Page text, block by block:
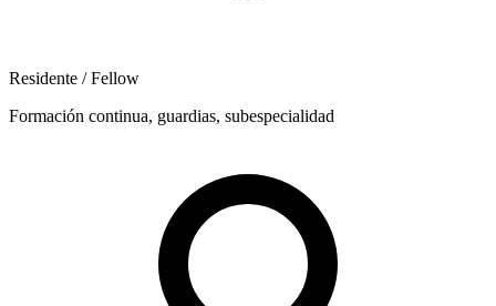
Residente / Fellow
Formación continua, guardias, subespecialidad